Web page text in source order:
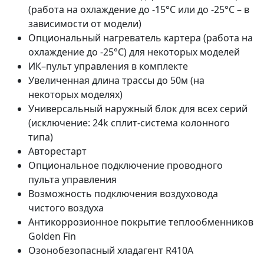
(работа на охлаждение до -15°С или до -25°С – в
зависимости от модели)
Опциональный нагреватель картера (работа на
охлаждение до -25°С) для некоторых моделей
ИК–пульт управления в комплекте
Увеличенная длина трассы до 50м (на
некоторых моделях)
Универсальный наружный блок для всех серий
(исключение: 24k сплит-система колонного
типа)
Авторестарт
Опциональное подключение проводного
пульта управления
Возможность подключения воздуховода
чистого воздуха
Антикоррозионное покрытие теплообменников
Golden Fin
Озонобезопасный хладагент R410A